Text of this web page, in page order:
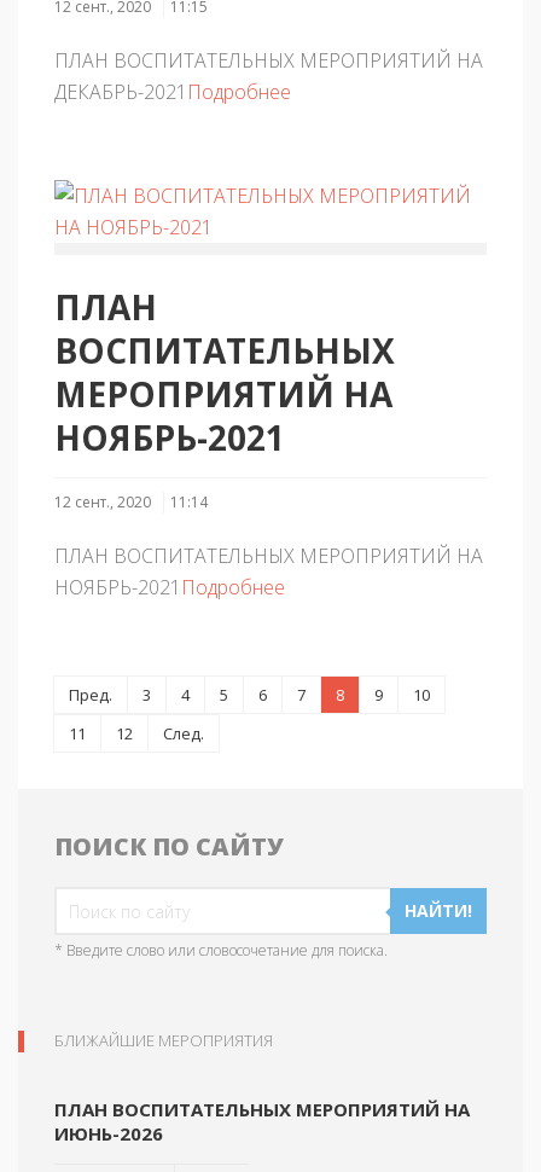
12 сент., 2020 11:15
ПЛАН ВОСПИТАТЕЛЬНЫХ МЕРОПРИЯТИЙ НА
ДЕКАБРЬ-2021 Подробнее
ПЛАН
ВОСПИТАТЕЛЬНЫХ
МЕРОПРИЯТИЙ НА
НОЯБРЬ-2021
12 сент., 2020 11:14
ПЛАН ВОСПИТАТЕЛЬНЫХ МЕРОПРИЯТИЙ НА
НОЯБРЬ-2021 Подробнее
Пред. 3 4 5 6 7 8 9
10
11
12 След.
ПОИСК ПО САЙТУ
НАЙТИ!
* Введите слово или словосочетание для поиска.
БЛИЖАЙШИЕ МЕРОПРИЯТИЯ
ПЛАН ВОСПИТАТЕЛЬНЫХ МЕРОПРИЯТИЙ НА
ИЮНЬ-2026